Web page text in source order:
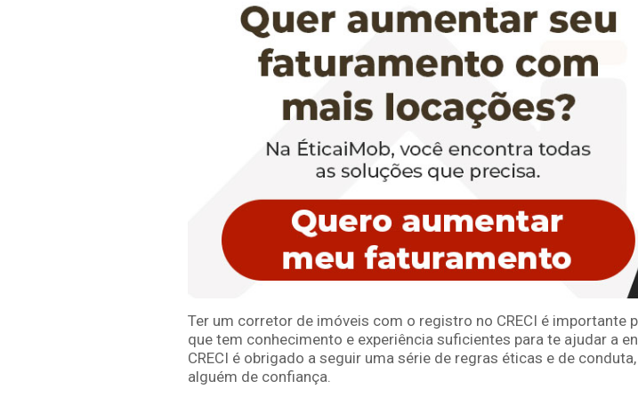
Ter um corretor de imóveis com o registro no CRECI é
que tem conhecimento e experiência suficientes para te ajudar a
CRECI é obrigado a seguir uma série de regras éticas e de
alguém de confiança.